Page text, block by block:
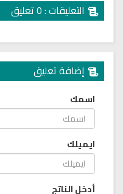
التعليقات : 0 تعليق
إضافة تعليق
اسمك
ايميلك
أدخل الناتج